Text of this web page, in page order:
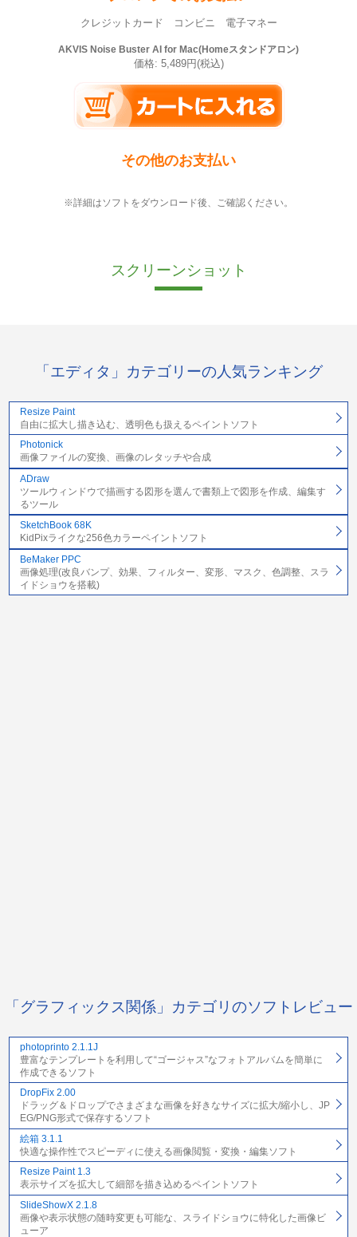
クレジットカード コンビニ 電子マネー
AKVIS Noise Buster AI for Mac(Homeスタンドアロン)
価格: 5,489円(税込)
その他のお支払い
※詳細はソフトをダウンロード後、ご確認ください。
スクリーンショット
「エディタ」カテゴリーの人気ランキング
Resize Paint
自由に拡大し描き込む、透明色も扱えるペイントソフト
Photonick
画像ファイルの変換、画像のレタッチや合成
ADraw
ツールウィンドウで描画する図形を選んで書類上で図形を作成、編集す
るツール
SketchBook 68K
KidPixライクな256色カラーペイントソフト
BeMaker PPC
画像処理(改良バンプ、効果、フィルター、変形、マスク、色調整、スラ
イドショウを搭載)
「グラフィックス関係」カテゴリのソフトレビュー
photoprinto 2.1.1J
豊富なテンプレートを利用して“ゴージャス”なフォトアルバムを簡単に
作成できるソフト
DropFix 2.00
ドラッグ＆ドロップでさまざまな画像を好きなサイズに拡大/縮小し、JP
EG/PNG形式で保存するソフト
絵箱 3.1.1
快適な操作性でスピーディに使える画像閲覧・変換・編集ソフト
Resize Paint 1.3
表示サイズを拡大して細部を描き込めるペイントソフト
SlideShowX 2.1.8
画像や表示状態の随時変更も可能な、スライドショウに特化した画像ビ
ューア